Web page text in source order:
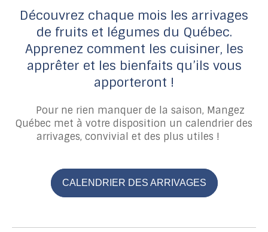
Découvrez chaque mois les arrivages
de fruits et légumes du Québec.
Apprenez comment les cuisiner, les
apprêter et les bienfaits qu’ils vous
apporteront !
Pour ne rien manquer de la saison, Mangez
Québec met à votre disposition un calendrier des
arrivages, convivial et des plus utiles !
CALENDRIER DES ARRIVAGES